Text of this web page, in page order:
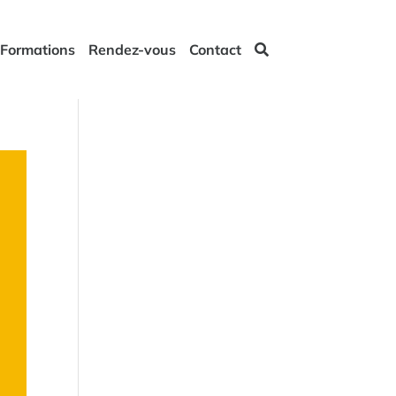
Formations Rendez-vous Contact